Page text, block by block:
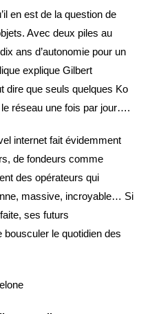
en est de la question de
Avec deux piles au
ans d’autonomie pour un
explique Gilbert
dire que seuls quelques Ko
réseau une fois par jour….
internet fait évidemment
de fondeurs comme
des opérateurs qui
massive, incroyable… Si
ses futurs
bousculer le quotidien des